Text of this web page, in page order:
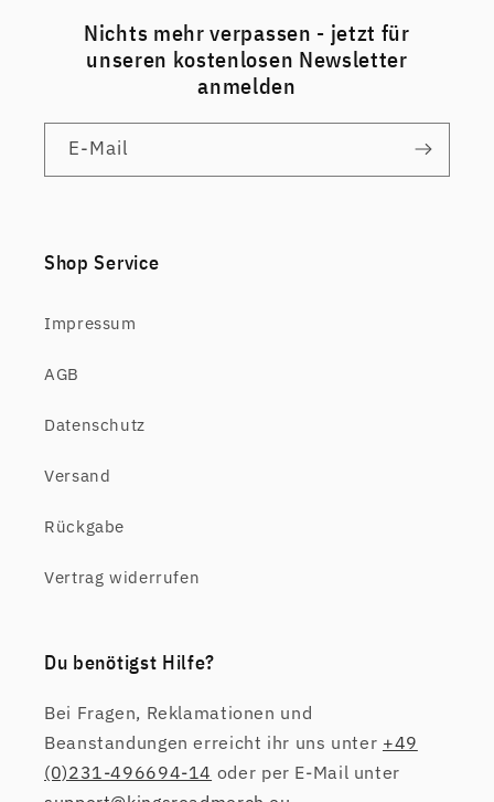
Nichts mehr verpassen - jetzt für
unseren kostenlosen Newsletter
anmelden
E-Mail
Shop Service
Impressum
AGB
Datenschutz
Versand
Rückgabe
Vertrag widerrufen
Du benötigst Hilfe?
Bei Fragen, Reklamationen und
Beanstandungen erreicht ihr uns unter +49
(0)231-496694-14 oder per E-Mail unter